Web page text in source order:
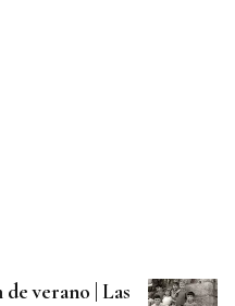
verano | Las